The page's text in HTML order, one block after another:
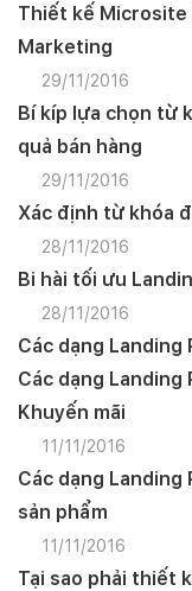
Thiết kế Microsite
Marketing
29/11/2016
Bí kíp lựa chọn từ
quả bán hàng
29/11/2016
Xác định từ khóa
28/11/2016
Bi hài tối ưu
28/11/2016
Các dạng Landing
Các dạng Landing
Khuyến mãi
11/11/2016
Các dạng Landing
sản phẩm
11/11/2016
Tại sao phải thiết